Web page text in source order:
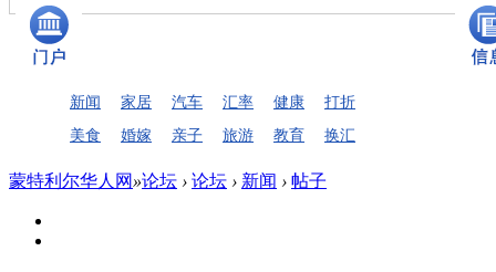
新闻 家居 汽车 汇率 健康
打折
美食
婚嫁 亲子 旅游 教育 换汇
蒙特利尔华人网 »论坛 › 论坛 › 新闻 › 帖子